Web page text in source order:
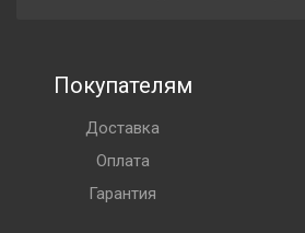
Покупателям
Доставка
Оплата
Гарантия